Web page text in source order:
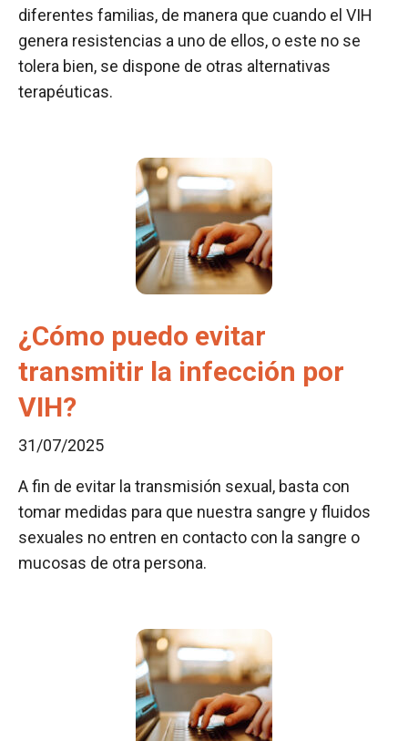
diferentes familias, de manera que cuando el VIH
genera resistencias a uno de ellos, o este no se
tolera bien, se dispone de otras alternativas
terapéuticas.
¿Cómo puedo evitar
transmitir la infección por
VIH?
31/07/2025
A fin de evitar la transmisión sexual, basta con
tomar medidas para que nuestra sangre y fluidos
sexuales no entren en contacto con la sangre o
mucosas de otra persona.